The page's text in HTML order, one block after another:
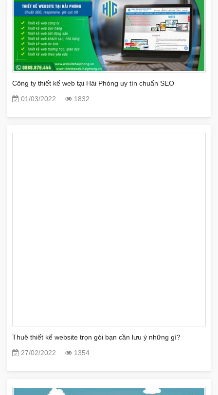
Công ty thiết kế web tại Hải Phòng uy tín chuẩn SEO
01/03/2022
1832
Thuê thiết kế website trọn gói bạn cần lưu ý những gì?
27/02/2022
1354